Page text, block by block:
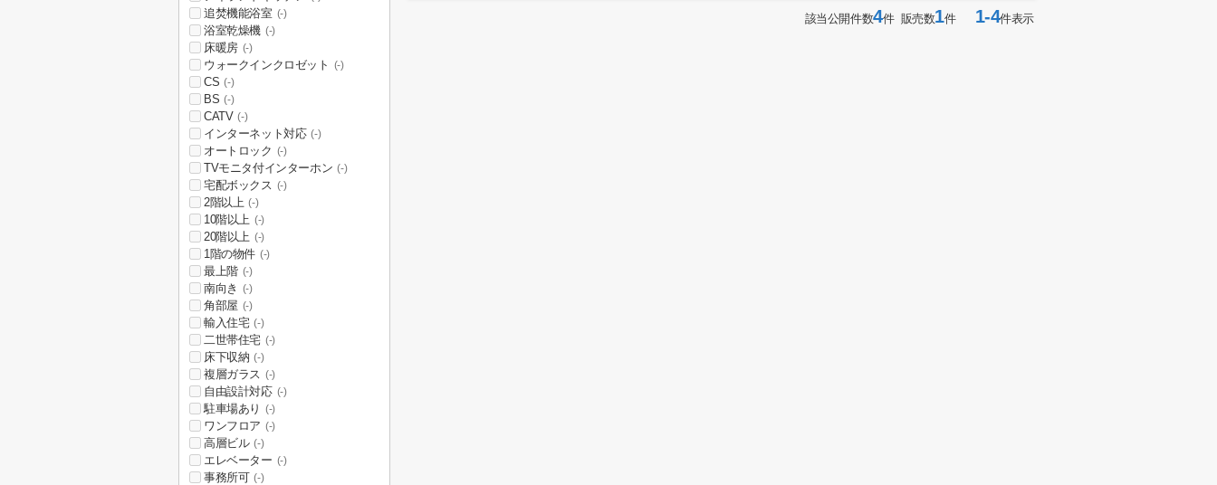
該当公開件数4件 販売数1件1-4件表示
追焚機能浴室 (-)
浴室乾燥機 (-)
床暖房 (-)
ウォークインクロゼット (-)
CS (-)
BS (-)
CATV (-)
インターネット対応 (-)
オートロック (-)
TVモニタ付インターホン (-)
宅配ボックス (-)
2階以上 (-)
10階以上 (-)
20階以上 (-)
1階の物件 (-)
最上階 (-)
南向き (-)
角部屋 (-)
輸入住宅 (-)
二世帯住宅 (-)
床下収納 (-)
複層ガラス (-)
自由設計対応 (-)
駐車場あり (-)
ワンフロア (-)
高層ビル (-)
エレベーター (-)
事務所可 (-)